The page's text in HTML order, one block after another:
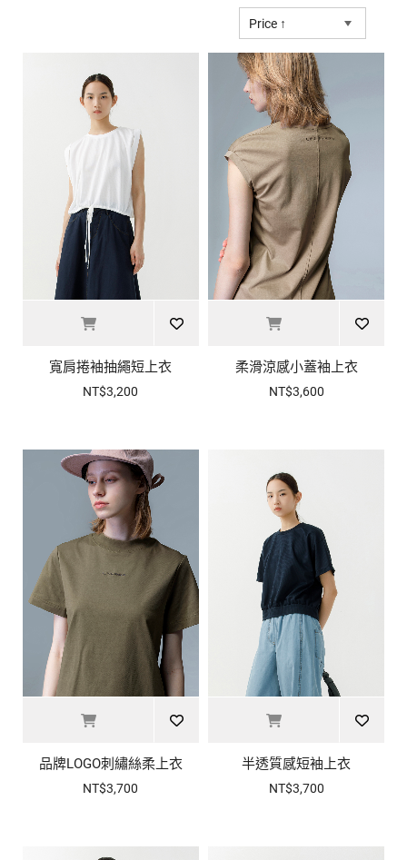
Price ↑
寬肩捲袖抽繩短上衣
NT$3,200
柔滑涼感小蓋袖上衣
NT$3,600
品牌LOGO刺繡絲柔上衣
NT$3,700
半透質感短袖上衣
NT$3,700